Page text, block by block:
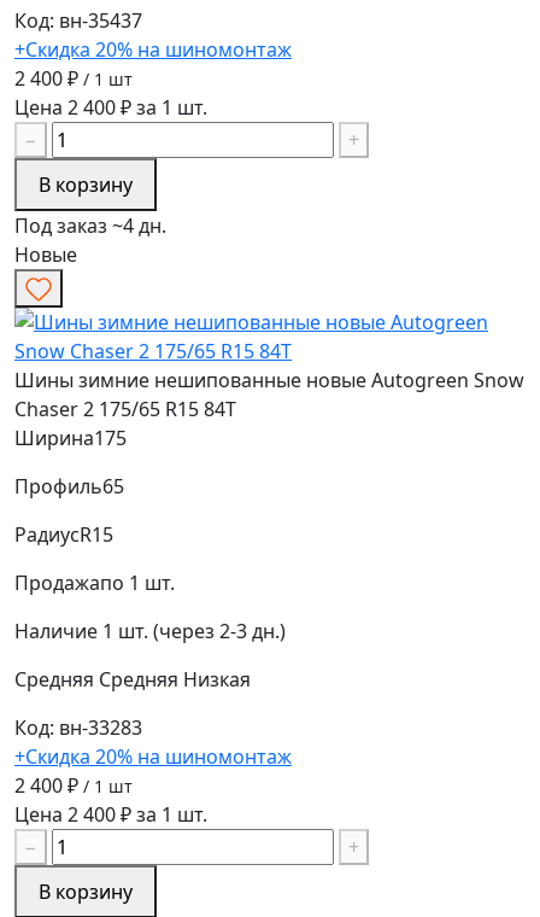
Код: вн-35437
+Скидка 20% на шиномонтаж
2 400 ₽ / 1 шт
Цена 2 400 ₽ за 1 шт.
−
+
В корзину
Под заказ ~4 дн.
Новые
Шины зимние нешипованные новые Autogreen Snow
Chaser 2 175/65 R15 84T
Ширина175
Профиль65
РадиусR15
Продажапо 1 шт.
Наличие 1 шт. (через 2-3 дн.)
Средняя Средняя Низкая
Код: вн-33283
+Скидка 20% на шиномонтаж
2 400 ₽ / 1 шт
Цена 2 400 ₽ за 1 шт.
−
+
В корзину